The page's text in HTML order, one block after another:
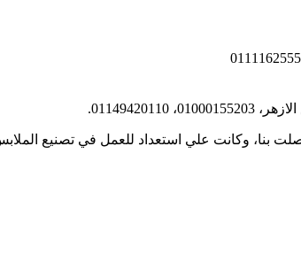
بنا، وكانت علي استعداد للعمل في تصنيع